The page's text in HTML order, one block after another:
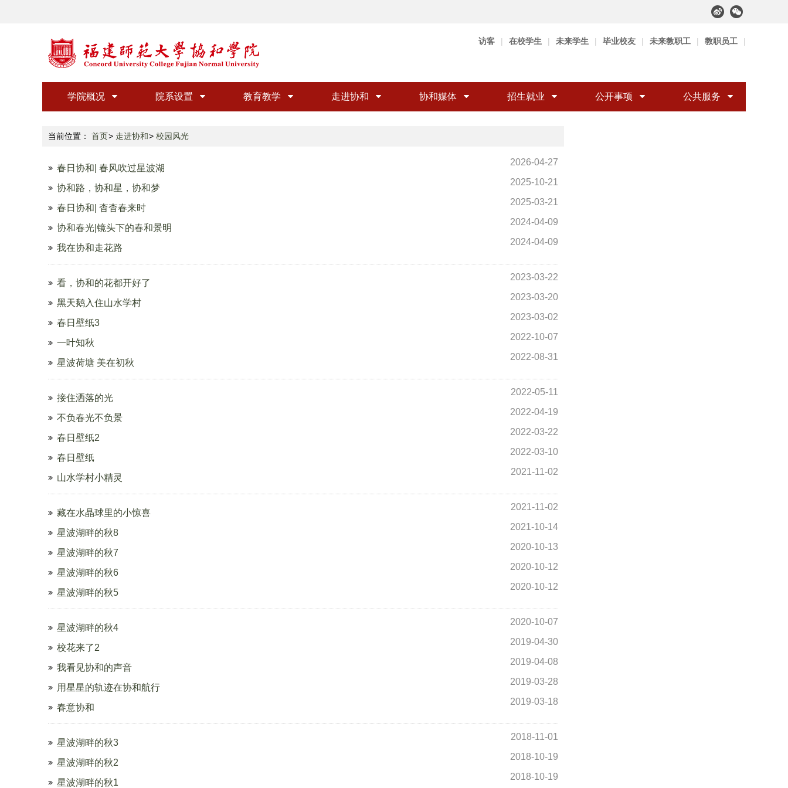
访客 | 在校学生 | 未来学生 | 毕业校友 | 未来教职工 | 教职员工 |
学院概况 院系设置 教育教学 走进协和 协和媒体 招生就业 公开事项 公共服务
当前位置： 首页 走进协和 校园风光
2026-04-27
春日协和| 春风吹过星波湖
2025-10-21
协和路，协和星，协和梦
2025-03-21
春日协和| 杳杳春来时
2024-04-09
协和春光|镜头下的春和景明
2024-04-09
我在协和走花路
2023-03-22
看，协和的花都开好了
2023-03-20
黑天鹅入住山水学村
2023-03-02
春日壁纸3
2022-10-07
一叶知秋
2022-08-31
星波荷塘 美在初秋
2022-05-11
接住洒落的光
2022-04-19
不负春光不负景
2022-03-22
春日壁纸2
2022-03-10
春日壁纸
2021-11-02
山水学村小精灵
2021-11-02
藏在水晶球里的小惊喜
2021-10-14
星波湖畔的秋8
2020-10-13
星波湖畔的秋7
2020-10-12
星波湖畔的秋6
2020-10-12
星波湖畔的秋5
2020-10-07
星波湖畔的秋4
2019-04-30
校花来了2
2019-04-08
我看见协和的声音
2019-03-28
用星星的轨迹在协和航行
2019-03-18
春意协和
2018-11-01
星波湖畔的秋3
2018-10-19
星波湖畔的秋2
2018-10-19
星波湖畔的秋1